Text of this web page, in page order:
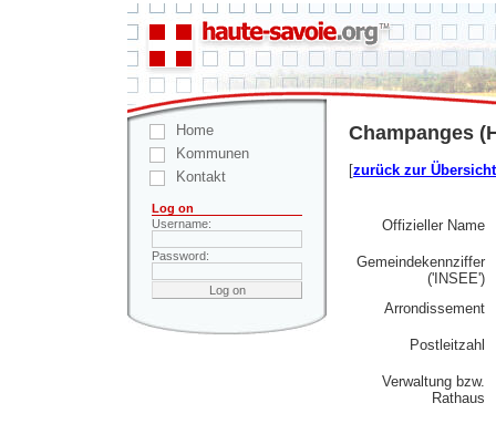
Home
Kommunen
Kontakt
Log on
Username:
Password:
Champanges
[zurück zur Übersicht
Offizieller Name
Gemeindekennziffer
('INSEE')
Arrondissement
Postleitzahl
Verwaltung bzw.
Rathaus